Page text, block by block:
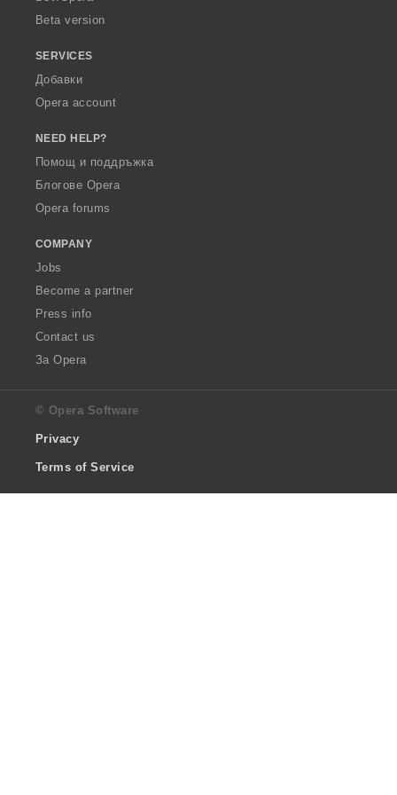
Beta version
SERVICES
Добавки
Opera account
NEED HELP?
Помощ и поддръжка
Блогове Opera
Opera forums
COMPANY
Jobs
Become a partner
Press info
Contact us
За Opera
© Opera Software
Privacy
Terms of Service